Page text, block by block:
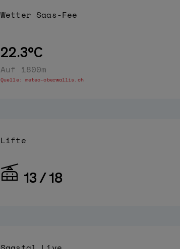
WetterSaas-Fee
22.3°C
Auf 1800m
Quelle: meteo-oberwallis.ch
Lifte
13 / 18